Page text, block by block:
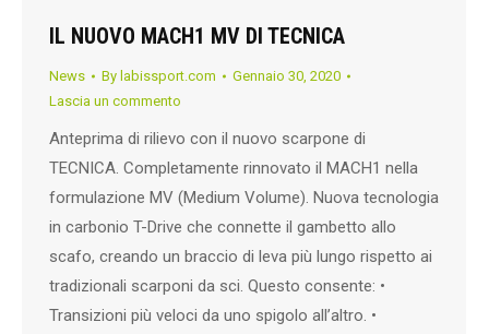
IL NUOVO MACH1 MV DI TECNICA
News By labissport.com
Gennaio 30, 2020
Lascia un commento
Anteprima di rilievo con il nuovo scarpone di
TECNICA. Completamente rinnovato il MACH1 nella
formulazione MV (Medium Volume). Nuova tecnologia
in carbonio T-Drive che connette il gambetto allo
scafo, creando un braccio di leva più lungo rispetto ai
tradizionali scarponi da sci. Questo consente: •
Transizioni più veloci da uno spigolo all’altro. •